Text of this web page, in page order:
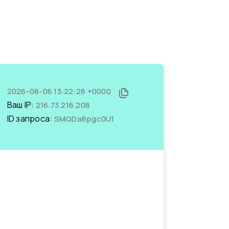
2026-08-06 13:22:28 +0000
Ваш IP: 216.73.216.208
ID запроса: SMQDa8pgc0U1